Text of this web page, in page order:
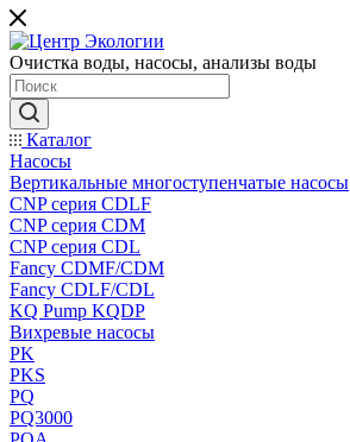
Очистка воды, насосы, анализы воды
Каталог
Насосы
Вертикальные многоступенчатые насосы
CNP серия CDLF
CNP серия CDM
CNP серия CDL
Fancy CDMF/CDM
Fancy CDLF/CDL
KQ Pump KQDP
Вихревые насосы
PK
PKS
PQ
PQ3000